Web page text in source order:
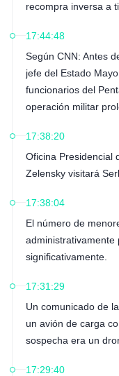
recompra inversa a
17:44:48
Según CNN: Antes
jefe del Estado
funcionarios del
operación militar
en curso, Trump
grado de
17:38:20
Oficina Presidencial
Zelensky visitará
17:38:04
El número de
administrativamente
significativamente.
17:31:29
Un comunicado de
un avión de carga
sospecha era un
17:29:40